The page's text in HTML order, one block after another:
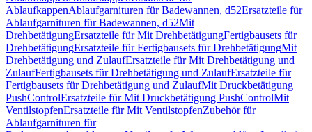
AblaufkappenAblaufgarnituren für Badewannen, d52Ersatzteile für
Ablaufgarnituren für Badewannen, d52Mit
DrehbetätigungErsatzteile für Mit DrehbetätigungFertigbausets für
DrehbetätigungErsatzteile für Fertigbausets für DrehbetätigungMit
Drehbetätigung und ZulaufErsatzteile für Mit Drehbetätigung und
ZulaufFertigbausets für Drehbetätigung und ZulaufErsatzteile für
Fertigbausets für Drehbetätigung und ZulaufMit Druckbetätigung
PushControlErsatzteile für Mit Druckbetätigung PushControlMit
VentilstopfenErsatzteile für Mit VentilstopfenZubehör für
Ablaufgarnituren für